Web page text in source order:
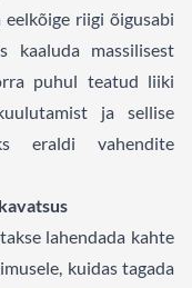
riigi õigusabi
kaaluda massilisest
puhul teatud liiki
ja sellise
eraldi vahendite
lahendada kahte
kuidas tagada